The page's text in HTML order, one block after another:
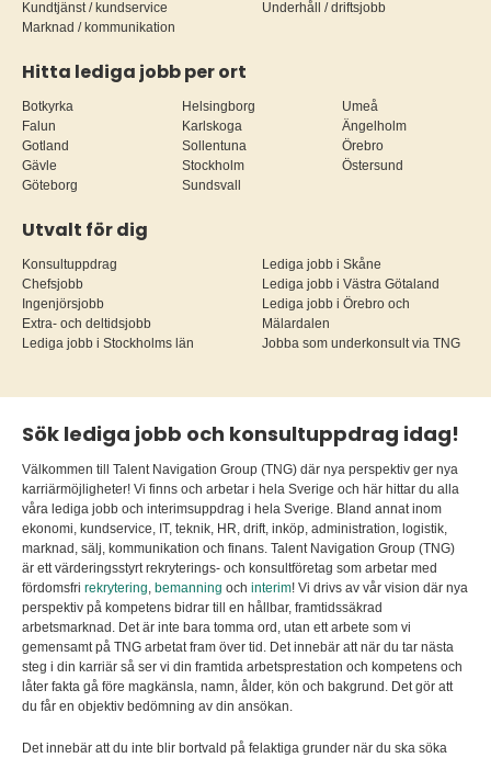
Kundtjänst / kundservice
Marknad / kommunikation
Underhåll / driftsjobb
Hitta lediga jobb per ort
Botkyrka
Falun
Gotland
Gävle
Göteborg
Helsingborg
Karlskoga
Sollentuna
Stockholm
Sundsvall
Umeå
Ängelholm
Örebro
Östersund
Utvalt för dig
Konsultuppdrag
Chefsjobb
Ingenjörsjobb
Extra- och deltidsjobb
Lediga jobb i Stockholms län
Lediga jobb i Skåne
Lediga jobb i Västra Götaland
Lediga jobb i Örebro och
Mälardalen
Jobba som underkonsult via TNG
Sök lediga jobb och konsultuppdrag idag!
Välkommen till Talent Navigation Group (TNG) där nya perspektiv ger nya
karriärmöjligheter! Vi finns och arbetar i hela Sverige och här hittar du alla
våra lediga jobb och interimsuppdrag i hela Sverige. Bland annat inom
ekonomi, kundservice, IT, teknik, HR, drift, inköp, administration, logistik,
marknad, sälj, kommunikation och finans. Talent Navigation Group (TNG)
är ett värderingsstyrt rekryterings- och konsultföretag som arbetar med
fördomsfri rekrytering, bemanning och interim! Vi drivs av vår vision där nya
perspektiv på kompetens bidrar till en hållbar, framtidssäkrad
arbetsmarknad. Det är inte bara tomma ord, utan ett arbete som vi
gemensamt på TNG arbetat fram över tid. Det innebär att när du tar nästa
steg i din karriär så ser vi din framtida arbetsprestation och kompetens och
låter fakta gå före magkänsla, namn, ålder, kön och bakgrund. Det gör att
du får en objektiv bedömning av din ansökan.
Det innebär att du inte blir bortvald på felaktiga grunder när du ska söka